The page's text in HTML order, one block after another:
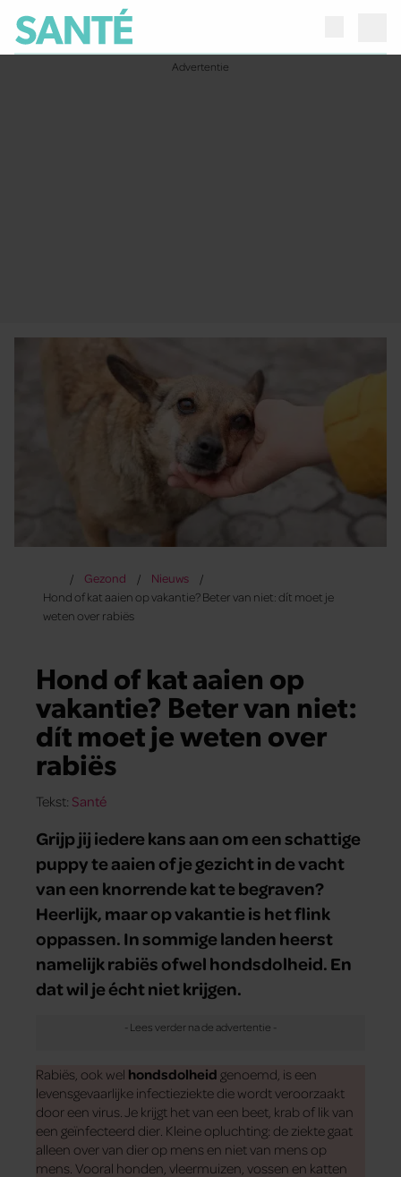
Gezond
Nieuws
Hond of kat aaien op vakantie? Beter van niet: dít moet je
weten over rabiës
Hond of kat aaien op
vakantie? Beter van niet:
dít moet je weten over
rabiës
Tekst: Santé
Grijp jij iedere kans aan om een schattige
puppy te aaien of je gezicht in de vacht
van een knorrende kat te begraven?
Heerlijk, maar op vakantie is het flink
oppassen. In sommige landen heerst
namelijk rabiës ofwel hondsdolheid. En
dat wil je écht niet krijgen.
Rabiës, ook wel hondsdolheid genoemd, is een
levensgevaarlijke infectieziekte die wordt veroorzaakt
door een virus. Je krijgt het van een beet, krab of lik van
een geïnfecteerd dier. Kleine opluchting: de ziekte gaat
alleen over van dier op mens en niet van mens op
mens. Vooral honden, vleermuizen, vossen en katten